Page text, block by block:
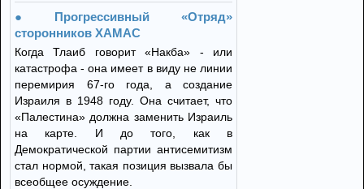
Прогрессивный «Отряд»
сторонников ХАМАС
Когда Тлаиб говорит «Накба» - или
катастрофа - она имеет в виду не линии
перемирия 67-го года, а создание
Израиля в 1948 году. Она считает, что
«Палестина» должна заменить Израиль
на карте. И до того, как в
Демократической партии антисемитизм
стал нормой, такая позиция вызвала бы
всеобщее осуждение.